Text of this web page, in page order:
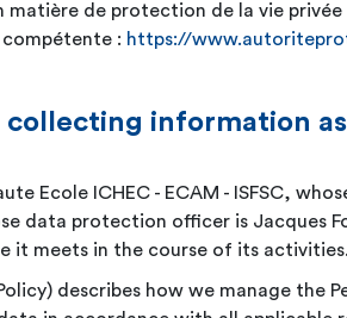
de protection de la vie
: https://
collecting information
Ecole ICHEC - ECAM - ISFSC,
data protection officer is Jacques
it meets in the course of its activities.
describes how we manage the